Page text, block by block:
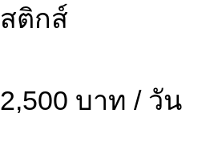
สติกส์
2,500 บาท / วัน